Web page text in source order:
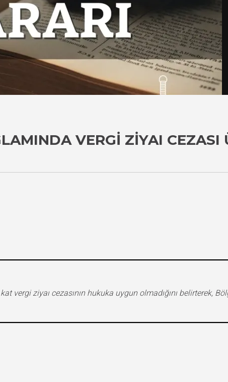
VERGI ZIYAI CEZASI
vergi ziyaı cezasının hukuka uygun olmadığını belirterek,